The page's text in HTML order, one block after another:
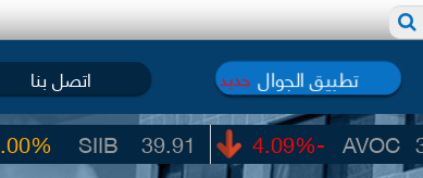
تطبيق الجوال جديد اتصل بنا
39.91 326.14
AVOC
-4.09%